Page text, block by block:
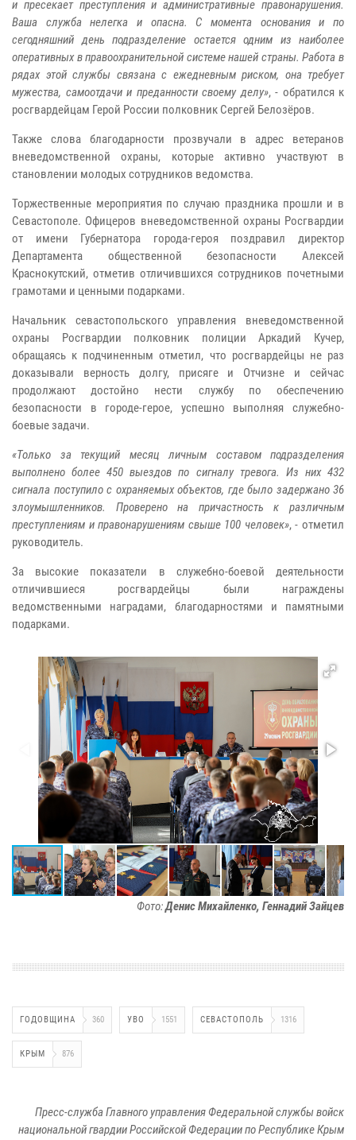
и пресекает преступления и административные правонарушения.
Ваша служба нелегка и опасна. С момента основания и по
сегодняшний день подразделение остается одним из наиболее
оперативных в правоохранительной системе нашей страны. Работа в
рядах этой службы связана с ежедневным риском, она требует
мужества, самоотдачи и преданности своему делу», - обратился к
росгвардейцам Герой России полковник Сергей Белозёров.
Также слова благодарности прозвучали в адрес ветеранов
вневедомственной охраны, которые активно участвуют в
становлении молодых сотрудников ведомства.
Торжественные мероприятия по случаю праздника прошли и в
Севастополе. Офицеров вневедомственной охраны Росгвардии
от имени Губернатора города-героя поздравил директор
Департамента общественной безопасности Алексей
Краснокутский, отметив отличившихся сотрудников почетными
грамотами и ценными подарками.
Начальник севастопольского управления вневедомственной
охраны Росгвардии полковник полиции Аркадий Кучер,
обращаясь к подчиненным отметил, что росгвардейцы не раз
доказывали верность долгу, присяге и Отчизне и сейчас
продолжают достойно нести службу по обеспечению
безопасности в городе-герое, успешно выполняя служебно-
боевые задачи.
«Только за текущий месяц личным составом подразделения
выполнено более 450 выездов по сигналу тревога. Из них 432
сигнала поступило с охраняемых объектов, где было задержано 36
злоумышленников. Проверено на причастность к различным
преступлениям и правонарушениям свыше 100 человек», - отметил
руководитель.
За высокие показатели в служебно-боевой деятельности
отличившиеся росгвардейцы были награждены
ведомственными наградами, благодарностями и памятными
подарками.
Фото:Денис Михайленко, Геннадий Зайцев
ГОДОВЩИНА 360 УВО 1551 СЕВАСТОПОЛЬ 1316
КРЫМ 876
Пресс-служба Главного управления Федеральной службы войск
национальной гвардии Российской Федерации по Республике Крым